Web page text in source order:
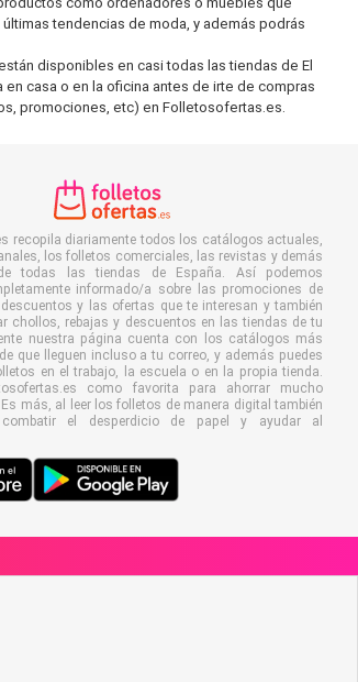
tendencias de moda, y además podrás
disponibles en casi todas las tiendas de El
casa o en la oficina antes de irte de compras
promociones, etc) en Folletosofertas.es.
recopila diariamente todos los catálogos actuales,
los folletos comerciales, las revistas y demás
todas las tiendas de España. Así podemos
informado/a sobre las promociones de
y las ofertas que te interesan y también
chollos, rebajas y descuentos en las tiendas de tu
nuestra página cuenta con los catálogos más
que lleguen incluso a tu correo, y además puedes
en el trabajo, la escuela o en la propia tienda.
como favorita para ahorrar mucho
más, al leer los folletos de manera digital también
el desperdicio de papel y ayudar al